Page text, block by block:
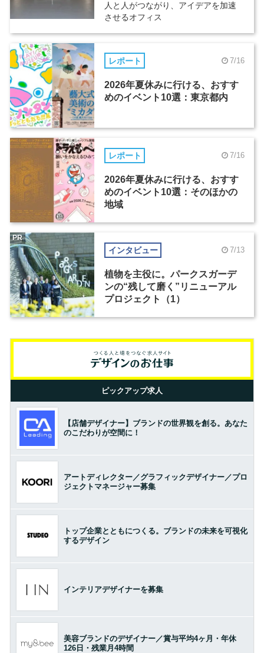
人と人がつながり、アイデアを加速
させるオフィス
レポート 7/16
2026年夏休みに行ける、おすす
めのイベント10選：東京都内
レポート 7/16
2026年夏休みに行ける、おすす
めのイベント10選：そのほかの
地域
インタビュー 7/13
植物を主役に。パークスガーデ
ンの“残して磨く”リニューアル
プロジェクト（1）
PR
ピックアップ求人
【店舗デザイナー】ブランドの世界観を創る。あなた
のこだわりが空間に！
アートディレクター／グラフィックデザイナー／プロ
ジェクトマネージャー募集
トップ企業とともにつくる。ブランドの未来を可視化
するデザイン
インテリアデザイナーを募集
美容ブランドのデザイナー／賞与平均4ヶ月・年休
126日・残業月4時間